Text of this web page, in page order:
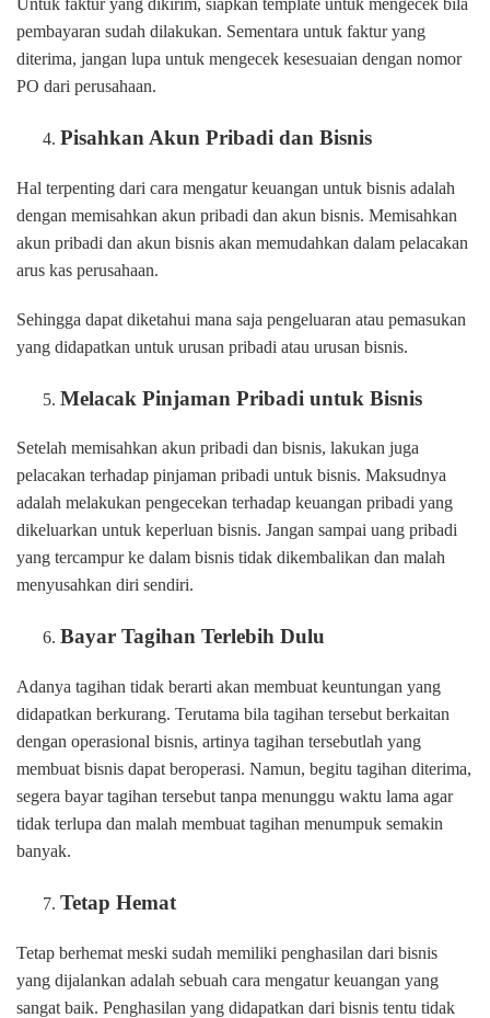
pembayaran sudah dilakukan. Sementara untuk faktur yang
diterima, jangan lupa untuk mengecek kesesuaian dengan nomor
PO dari perusahaan.
Pisahkan Akun Pribadi dan Bisnis
Hal terpenting dari cara mengatur keuangan untuk bisnis adalah
dengan memisahkan akun pribadi dan akun bisnis. Memisahkan
akun pribadi dan akun bisnis akan memudahkan dalam pelacakan
arus kas perusahaan.
Sehingga dapat diketahui mana saja pengeluaran atau pemasukan
yang didapatkan untuk urusan pribadi atau urusan bisnis.
Melacak Pinjaman Pribadi untuk Bisnis
Setelah memisahkan akun pribadi dan bisnis, lakukan juga
pelacakan terhadap pinjaman pribadi untuk bisnis. Maksudnya
adalah melakukan pengecekan terhadap keuangan pribadi yang
dikeluarkan untuk keperluan bisnis. Jangan sampai uang pribadi
yang tercampur ke dalam bisnis tidak dikembalikan dan malah
menyusahkan diri sendiri.
Bayar Tagihan Terlebih Dulu
Adanya tagihan tidak berarti akan membuat keuntungan yang
didapatkan berkurang. Terutama bila tagihan tersebut berkaitan
dengan operasional bisnis, artinya tagihan tersebutlah yang
membuat bisnis dapat beroperasi. Namun, begitu tagihan diterima,
segera bayar tagihan tersebut tanpa menunggu waktu lama agar
tidak terlupa dan malah membuat tagihan menumpuk semakin
banyak.
Tetap Hemat
Tetap berhemat meski sudah memiliki penghasilan dari bisnis
yang dijalankan adalah sebuah cara mengatur keuangan yang
sangat baik. Penghasilan yang didapatkan dari bisnis tentu tidak